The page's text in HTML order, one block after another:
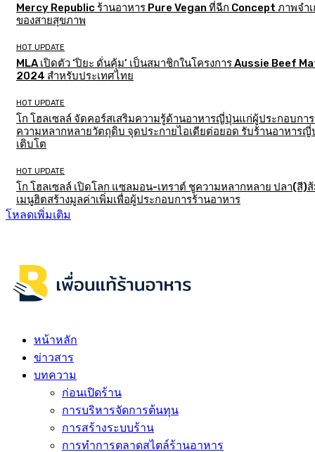
Mercy Republic ร้านอาหาร Pure Vegan ที่ฉีก Concept ภาพจำเ
ของสายสุขภาพ
HOT UPDATE
MLA เปิดตัว ‘ปิยะ ดั่นคุ้ม’ เป็นสมาชิกในโครงการ Aussie Beef
2024 สำหรับประเทศไทย
HOT UPDATE
โก โฮลเซลล์ จัดคอร์สเสริมความรู้ด้านอาหารญี่ปุ่นแก่ผู้ประกอบกา
ความหลากหลายวัตถุดิบ จุดประกายไอเดียต่อยอด รับร้านอาหาร
เติบโต
HOT UPDATE
โก โฮลเซลล์ เปิดโลก แซลมอน-เทราต์ ชูความหลากหลาย ปลา(สี)
เมนูฮิตสร้างมูลค่าเพิ่มเพื่อผู้ประกอบการร้านอาหาร
โหลดเพิ่มเติม
หน้าหลัก
ข่าวสาร
บทความ
ก่อนเปิดร้าน
การบริหารจัดการต้นทุน
การสร้างระบบร้าน
การทำการตลาดสไตล์ร้านอาหาร